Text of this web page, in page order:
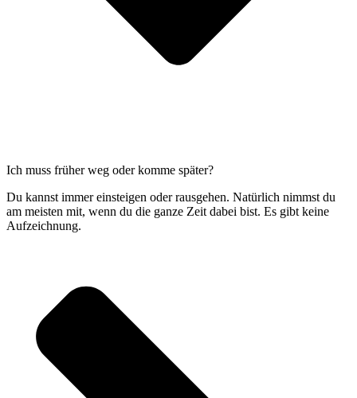
Ich muss früher weg oder komme später?
Du kannst immer einsteigen oder rausgehen. Natürlich nimmst du
am meisten mit, wenn du die ganze Zeit dabei bist. Es gibt keine
Aufzeichnung.